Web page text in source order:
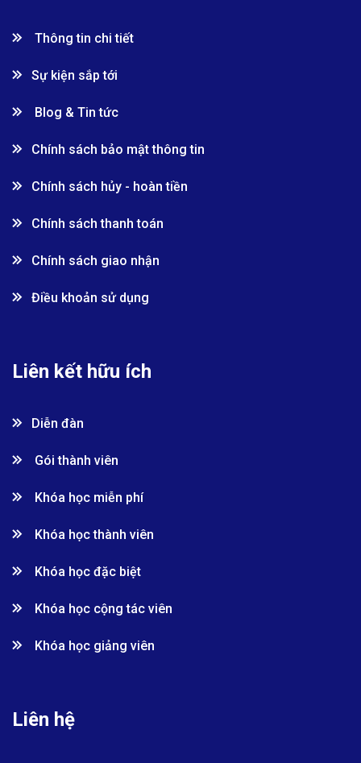
Thông tin chi tiết
Sự kiện sắp tới
Blog & Tin tức
Chính sách bảo mật thông tin
Chính sách hủy - hoàn tiền
Chính sách thanh toán
Chính sách giao nhận
Điều khoản sử dụng
Liên kết hữu ích
Diễn đàn
Gói thành viên
Khóa học miễn phí
Khóa học thành viên
Khóa học đặc biệt
Khóa học cộng tác viên
Khóa học giảng viên
Liên hệ